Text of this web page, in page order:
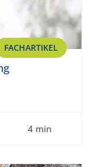
FACHARTIKEL
4 min